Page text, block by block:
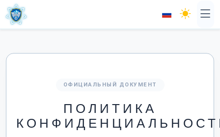
ОФИЦИАЛЬНЫЙ ДОКУМЕНТ
ПОЛИТИКА